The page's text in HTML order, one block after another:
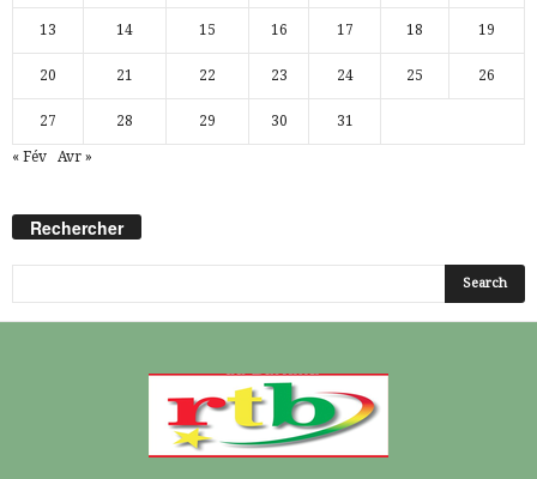
13 14 15 16 17 18 19
20 21 22 23 24 25 26
27 28 29 30 31
« Fév Avr »
Rechercher